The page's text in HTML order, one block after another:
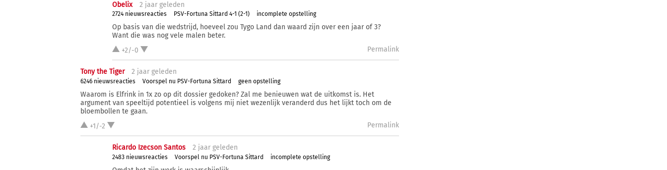
Obelix 2 jaar geleden
2724 nieuwsreacties PSV-Fortuna Sittard 4-1 (2-1) incomplete opstelling
Op basis van die wedstrijd, hoeveel zou Tygo Land dan waard zijn over een jaar of 3?
Want die was nog vele malen beter.
+2/-0
Permalink
Tony the Tiger 2 jaar geleden
6246 nieuwsreacties Voorspel nu PSV-Fortuna Sittard geen opstelling
Waarom is Elfrink in 1x zo op dit dossier gedoken? Zal me benieuwen wat de uitkomst is. Het
argument van speeltijd potentieel is volgens mij niet wezenlijk veranderd dus het lijkt toch om de
bloembollen te gaan.
+1/-2
Permalink
Ricardo Izecson Santos 2 jaar geleden
2483 nieuwsreacties Voorspel nu PSV-Fortuna Sittard incomplete opstelling